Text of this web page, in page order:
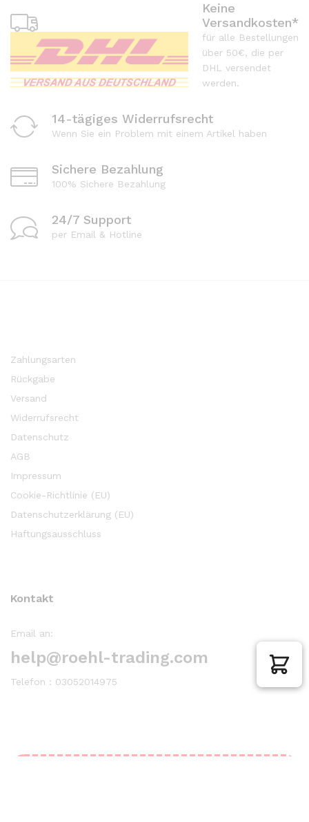
Keine
Versandkosten*
für alle Bestellungen
über 50€, die per
DHL versendet
werden.
14-tägiges Widerrufsrecht
Wenn Sie ein Problem mit einem Artikel haben
Sichere Bezahlung
100% Sichere Bezahlung
24/7 Support
per Email & Hotline
Zahlungsarten
Rückgabe
Versand
Widerrufsrecht
Datenschutz
AGB
Impressum
Cookie-Richtlinie (EU)
Datenschutzerklärung (EU)
Haftungsausschluss
Kontakt
Email an:
help@roehl-trading.com
Telefon : 03052014975